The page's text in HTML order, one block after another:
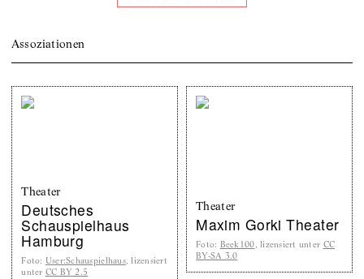
Assoziationen
Theater
Deutsches
Schauspielhaus
Hamburg
Foto: User:Schauspielhaus, lizensiert
unter CC BY 2.5
Theater
Maxim Gorki Theater
Foto: Beek100, lizensiert unter CC
BY-SA 3.0